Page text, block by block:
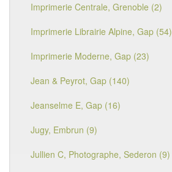
Imprimerie Centrale, Grenoble (2)
Imprimerie Librairie Alpine, Gap (54)
Imprimerie Moderne, Gap (23)
Jean & Peyrot, Gap (140)
Jeanselme E, Gap (16)
Jugy, Embrun (9)
Jullien C, Photographe, Sederon (9)